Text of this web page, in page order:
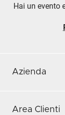
Hai un evento
Azienda
Area Clienti